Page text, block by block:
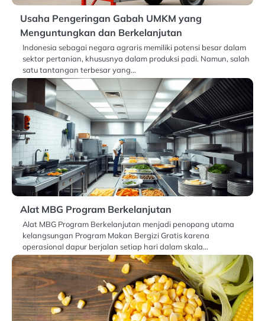
Usaha Pengeringan Gabah UMKM yang
Menguntungkan dan Berkelanjutan
Indonesia sebagai negara agraris memiliki potensi besar dalam
sektor pertanian, khususnya dalam produksi padi. Namun, salah
satu tantangan terbesar yang…
Alat MBG Program Berkelanjutan
Alat MBG Program Berkelanjutan menjadi penopang utama
kelangsungan Program Makan Bergizi Gratis karena
operasional dapur berjalan setiap hari dalam skala…